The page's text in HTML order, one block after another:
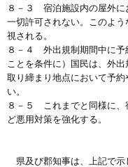
８－３ 宿泊施設内の屋外に
一切許可されない。このよ
視される。
８－４ 外出規制期間中に予
ことを条件に）国民は、外出
取り締まり地点において予
い。
８－５ これまでと同様に、
ど悪用対策を強化する。
県及び郡知事は、上記で示